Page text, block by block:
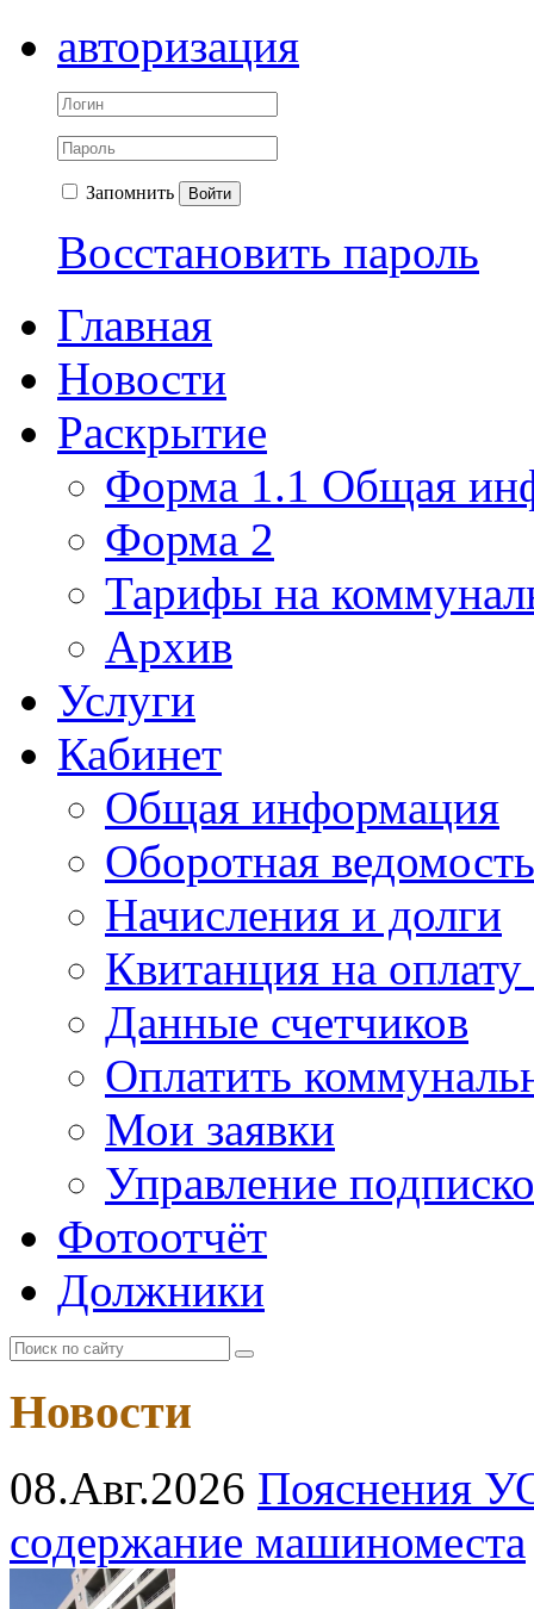
авторизация
Запомнить Войти
Восстановить пароль
Главная
Новости
Раскрытие
Форма 1.1 Общая
Форма 2
Тарифы на
Архив
Услуги
Кабинет
Общая информация
Оборотная ведомость
Начисления и долги
Квитанция на
Данные счетчиков
Оплатить
Мои заявки
Управление
Фотоотчёт
Должники
Новости
08.Авг.2026 Пояснения
содержание машиноместа